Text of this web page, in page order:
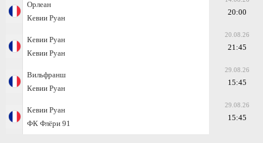
Орлеан
Кевии Руан
20:00
Кевии Руан
Кевии Руан
20.08.26
21:45
Вильфранш
Кевии Руан
29.08.26
15:45
Кевии Руан
ФК Флёри 91
29.08.26
15:45